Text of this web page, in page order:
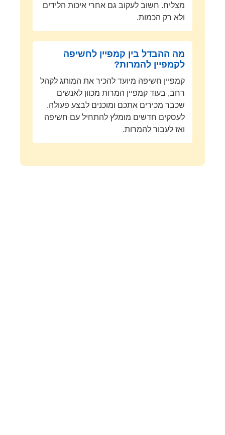
מצליח. חשוב לעקוב גם אחרי איכות הלידים
ולא רק הכמות.
מה ההבדל בין קמפיין לחשיפה
לקמפיין להמרות?
קמפיין חשיפה מיועד להכיר את המותג לקהל
רחב, בעוד קמפיין המרות מכוון לאנשים
שכבר מכירים אתכם ומוכנים לבצע פעולה.
לעסקים חדשים מומלץ להתחיל עם חשיפה
ואז לעבור להמרות.